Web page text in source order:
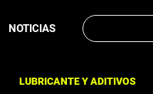
NOTICIAS Buscar:
LUBRICANTE Y ADITIVOS